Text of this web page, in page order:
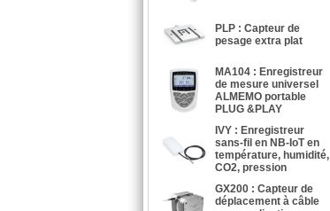
PLP : Capteur de
pesage extra plat
MA104 : Enregistreur
de mesure universel
ALMEMO portable
PLUG &PLAY
IVY : Enregistreur
sans-fil en NB-IoT en
température, humidité,
CO2, pression
GX200 : Capteur de
déplacement à câble